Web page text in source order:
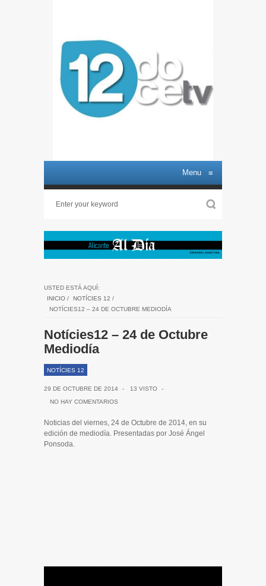
Menu ≡
USTED ESTÁ AQUÍ:
INICIO / NOTÍCIES 12 /
NOTÍCIES12 – 24 DE OCTUBRE MEDIODÍA
Notícies12 – 24 de Octubre
Mediodía
NOTÍCIES 12
29 DE OCTUBRE DE 2014 - 13 VISTO
-
NO HAY COMENTARIOS
Noticias del viernes, 24 de Octubre de 2014, en su
edición de mediodía. Presentadas por José Ángel
Ponsoda.